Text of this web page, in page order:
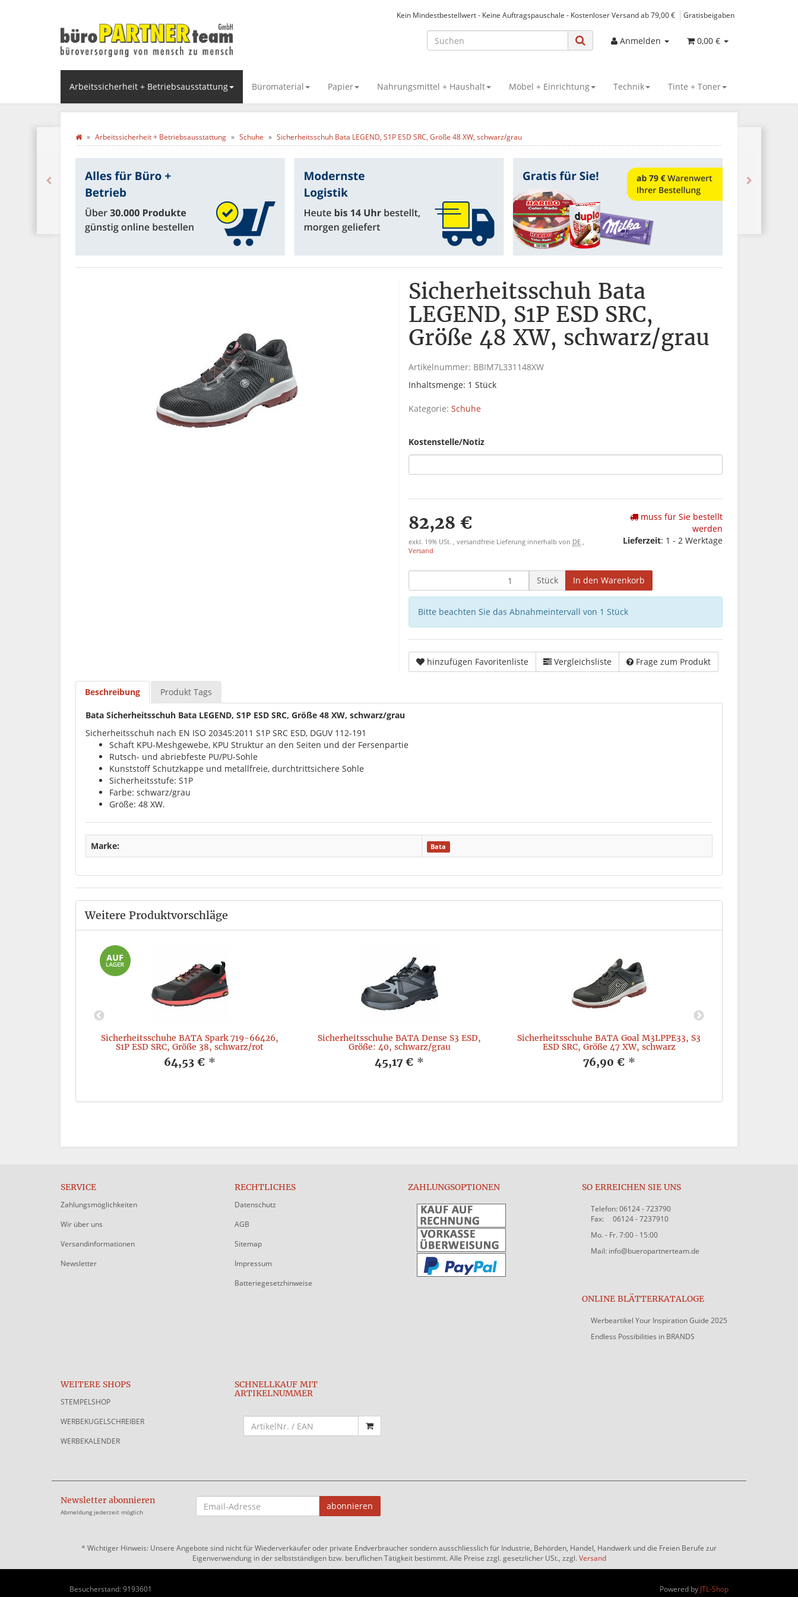
Kein Mindestbestellwert - Keine Auftragspauschale - Kostenloser Versand ab 79,00 € Gratisbeigaben
Anmelden 0,00 €
Arbeitssicherheit + Betriebsausstattung Büromaterial Papier Nahrungsmittel + Haushalt Möbel + Einrichtung Technik Tinte + Toner
Arbeitssicherheit + Betriebsausstattung Schuhe Sicherheitsschuh Bata LEGEND, S1P ESD SRC, Größe 48 XW, schwarz/grau
Sicherheitsschuh Bata
LEGEND, S1P ESD SRC,
Größe 48 XW, schwarz/grau
Artikelnummer: BBIM7L331148XW
Inhaltsmenge: 1 Stück
Kategorie: Schuhe
Kostenstelle/Notiz
82,28 €
exkl. 19% USt. , versandfreie Lieferung innerhalb von DE ,
Versand
muss für Sie bestellt
werden
Lieferzeit: 1 - 2 Werktage
Stück In den Warenkorb
Bitte beachten Sie das Abnahmeintervall von 1 Stück
hinzufügen Favoritenliste Vergleichsliste Frage zum Produkt
Beschreibung Produkt Tags
Bata Sicherheitsschuh Bata LEGEND, S1P ESD SRC, Größe 48 XW, schwarz/grau
Sicherheitsschuh nach EN ISO 20345:2011 S1P SRC ESD, DGUV 112-191
Schaft KPU-Meshgewebe, KPU Struktur an den Seiten und der Fersenpartie
Rutsch- und abriebfeste PU/PU-Sohle
Kunststoff Schutzkappe und metallfreie, durchtrittsichere Sohle
Sicherheitsstufe: S1P
Farbe: schwarz/grau
Größe: 48 XW.
Marke: Bata
Weitere Produktvorschläge
Sicherheitsschuhe BATA Spark 719-66426,
S1P ESD SRC, Größe 38, schwarz/rot
64,53 € *
Sicherheitsschuhe BATA Dense S3 ESD,
Größe: 40, schwarz/grau
45,17 € *
Sicherheitsschuhe BATA Goal M3LPPE33, S3
ESD SRC, Größe 47 XW, schwarz
76,90 € *
SERVICE
Zahlungsmöglichkeiten
Wir über uns
Versandinformationen
Newsletter
RECHTLICHES
Datenschutz
AGB
Sitemap
Impressum
Batteriegesetzhinweise
ZAHLUNGSOPTIONEN SO ERREICHEN SIE UNS
Telefon: 06124 - 723790
Fax: 06124 - 7237910
Mo. - Fr. 7:00 - 15:00
Mail: info@bueropartnerteam.de
ONLINE BLÄTTERKATALOGE
Werbeartikel Your Inspiration Guide 2025
Endless Possibilities in BRANDS
WEITERE SHOPS
STEMPELSHOP
WERBEKUGELSCHREIBER
WERBEKALENDER
SCHNELLKAUF MIT
ARTIKELNUMMER
Newsletter abonnieren
Abmeldung jederzeit möglich
EMAIL-
ADRESSE
abonnieren
* Wichtiger Hinweis: Unsere Angebote sind nicht für Wiederverkäufer oder private Endverbraucher sondern ausschliesslich für Industrie, Behörden, Handel, Handwerk und die Freien Berufe zur
Eigenverwendung in der selbstständigen bzw. beruflichen Tätigkeit bestimmt. Alle Preise zzgl. gesetzlicher USt., zzgl.Versand
Besucherstand: 9193601 Powered by JTL-Shop